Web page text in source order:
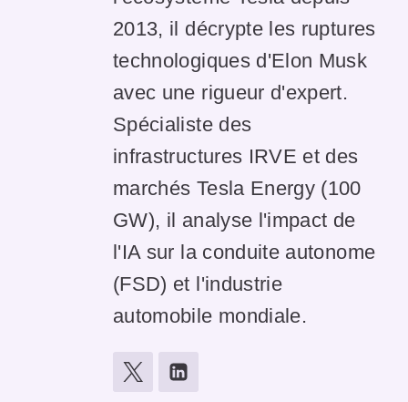
2013, il décrypte les ruptures
technologiques d'Elon Musk
avec une rigueur d'expert.
Spécialiste des
infrastructures IRVE et des
marchés Tesla Energy (100
GW), il analyse l'impact de
l'IA sur la conduite autonome
(FSD) et l'industrie
automobile mondiale.